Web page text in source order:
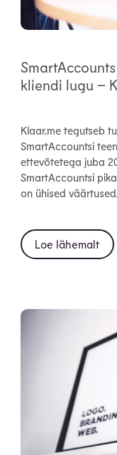
kliendi lugu –
Klaar.me tegutseb
SmartAccountsi
ettevõtetega juba
SmartAccountsi
on ühised väärtused.
Loe lähemalt